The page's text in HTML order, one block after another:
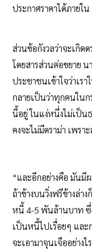
ประกาศราคาได้ภายใ
ส่วนข้อกังวลว่าจะเกิด
โดยสารส่วนต่อขยาย น
ประชาชนเข้าใจว่าเร
กลายเป็นว่าทุกคนในก
นี้อยู่ ในแง่หนึ่งไม่เป็น
คงจะไม่มีดราม่า เพรา
“และอีกอย่างคือ มันมี
ถ้าข้างบนวิ่งฟรีข้างล่า
หนี้ 4-5 พันล้านบาท ซึ่
เป็นหนี้ไปเรื่อยๆ และ
จะเอามาจุนเจืออย่าง